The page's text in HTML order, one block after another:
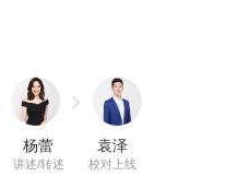
杨蕾
讲述/转述
袁泽
校对上线